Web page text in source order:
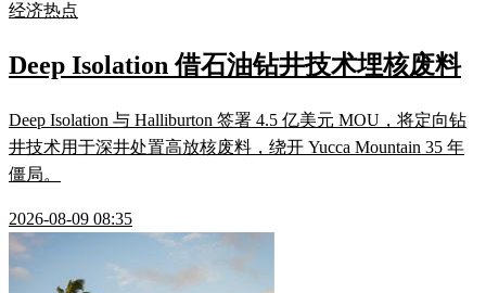
经济热点
Deep Isolation 借石油钻井技术埋核废料
Deep Isolation 与 Halliburton 签署 4.5 亿美元 MOU，将定向钻
井技术用于深井处置高放核废料，绕开 Yucca Mountain 35 年
僵局。
2026-08-09 08:35